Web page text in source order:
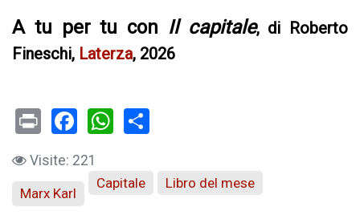
A tu per tu con Il capitale, di Roberto
Fineschi, Laterza, 2026
PrintFacebook
WhatsApp
Visite: 221
Marx Karl
Capitale Libro del mese